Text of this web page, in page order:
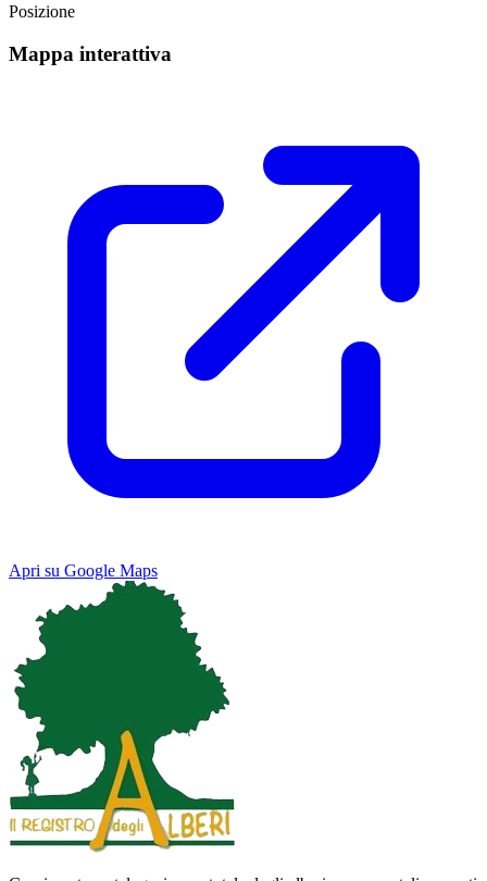
Posizione
Mappa interattiva
Apri su Google Maps
Map Satellite
Keyboard shortcuts